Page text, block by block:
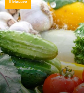
Шкідники